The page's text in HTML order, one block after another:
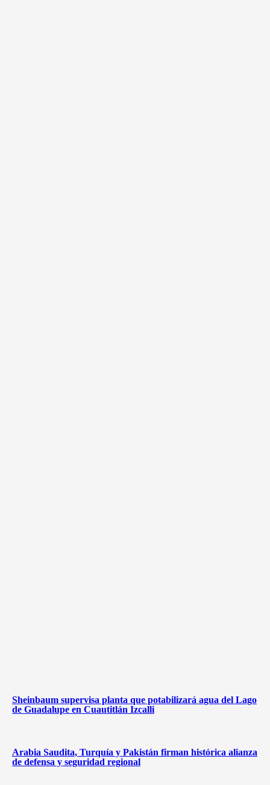
Sheinbaum supervisa planta que potabilizará agua del Lago
de Guadalupe en Cuautitlán Izcalli
Arabia Saudita, Turquía y Pakistán firman histórica alianza
de defensa y seguridad regional